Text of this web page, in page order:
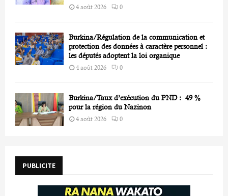
4 août 2026 0
Burkina/Régulation de la communication et
protection des données à caractère personnel :
les députés adoptent la loi organique
4 août 2026 0
Burkina/Taux d’exécution du PND : 49 %
pour la région du Nazinon
4 août 2026 0
PUBLICITE